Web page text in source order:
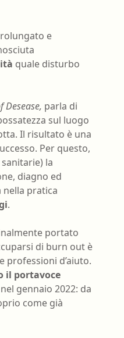
e
quale disturbo
parla di
sul luogo
Il risultato è una
Per questo,
la
diagno ed
pratica
.
portato
di burn out è
professioni d’aiuto.
il portavoce
gennaio 2022: da
come già